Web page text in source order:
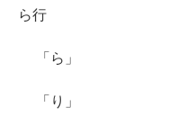
ら行
「ら」
「り」